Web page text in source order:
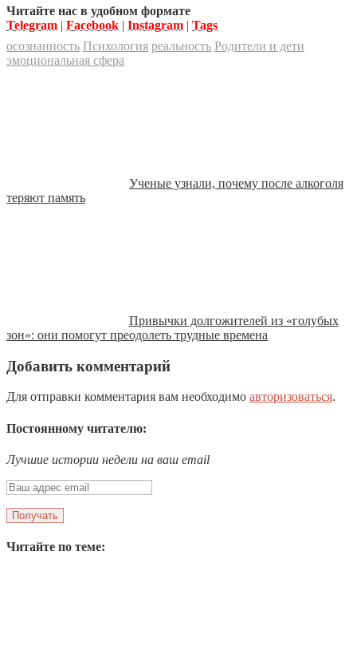
Читайте нас в удобном формате
Telegram | Facebook | Instagram | Tags
осознанность Психология реальность Родители и дети
эмоциональная сфера
Ученые узнали, почему после алкоголя
теряют память
Привычки долгожителей из «голубых
зон»: они помогут преодолеть трудные времена
Добавить комментарий
Для отправки комментария вам необходимо авторизоваться.
Постоянному читателю:
Лучшие истории недели на ваш email
Читайте по теме: